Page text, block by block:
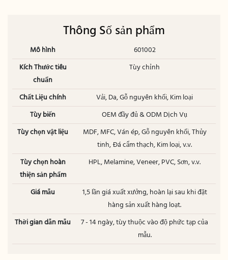
Thông Số sản phẩm
Mô hình
601002
Kích Thước tiêu
chuẩn
Tùy chỉnh
Chất Liệu chính
Vải, Da, Gỗ nguyên khối, Kim loại
Tùy biến
OEM đầy đủ & ODM Dịch Vụ
Tùy chọn vật liệu
MDF, MFC, Ván ép, Gỗ nguyên khối, Thủy
tinh, Đá cẩm thạch, Kim loại, v.v.
Tùy chọn hoàn
thiện sản phẩm
HPL, Melamine, Veneer, PVC, Sơn, v.v.
Giá mẫu
1,5 lần giá xuất xưởng, hoàn lại sau khi đặt
hàng sản xuất hàng loạt.
Thời gian dẫn mẫu
7 - 14 ngày, tùy thuộc vào độ phức tạp của
mẫu.